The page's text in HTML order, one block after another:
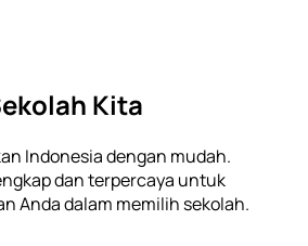
Kita
Indonesia dengan mudah.
dan terpercaya untuk
Anda dalam memilih sekolah.